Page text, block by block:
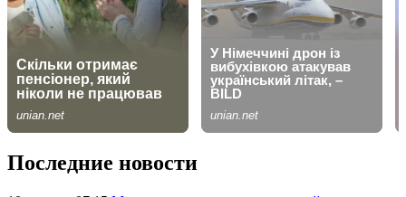
Последние новости